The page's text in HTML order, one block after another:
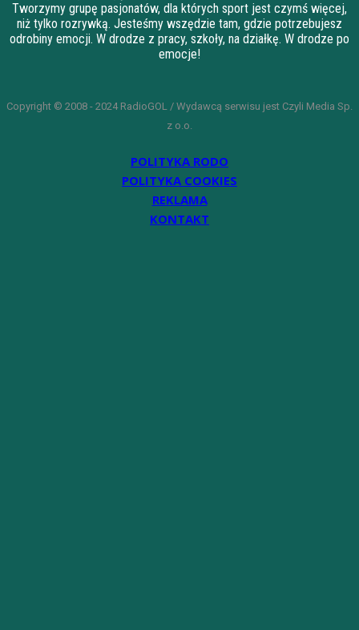
Tworzymy grupę pasjonatów, dla których sport jest czymś więcej,
niż tylko rozrywką. Jesteśmy wszędzie tam, gdzie potrzebujesz
odrobiny emocji. W drodze z pracy, szkoły, na działkę. W drodze po
emocje!
Copyright © 2008 - 2024 RadioGOL / Wydawcą serwisu jest Czyli Media Sp.
z o.o.
POLITYKA RODO
POLITYKA COOKIES
REKLAMA
KONTAKT